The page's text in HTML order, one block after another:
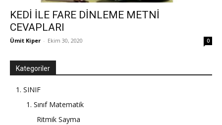
KEDİ İLE FARE DİNLEME METNİ
CEVAPLARI
Ümit Kiper - Ekim 30, 2020 0
Kategoriler
1. SINIF
1. Sınıf Matematik
Ritmik Sayma